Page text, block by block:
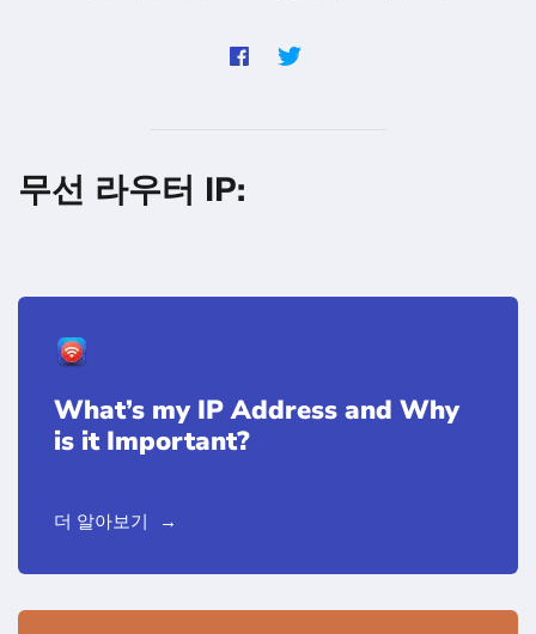
무선 라우터 IP:
What’s my IP Address and Why
is it Important?
더 알아보기